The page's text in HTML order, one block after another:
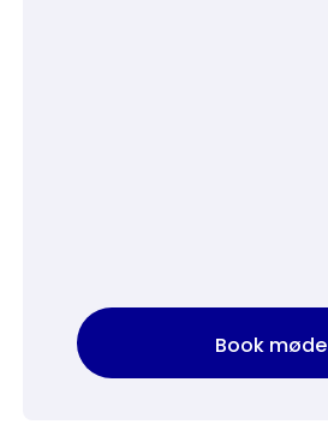
Book møde